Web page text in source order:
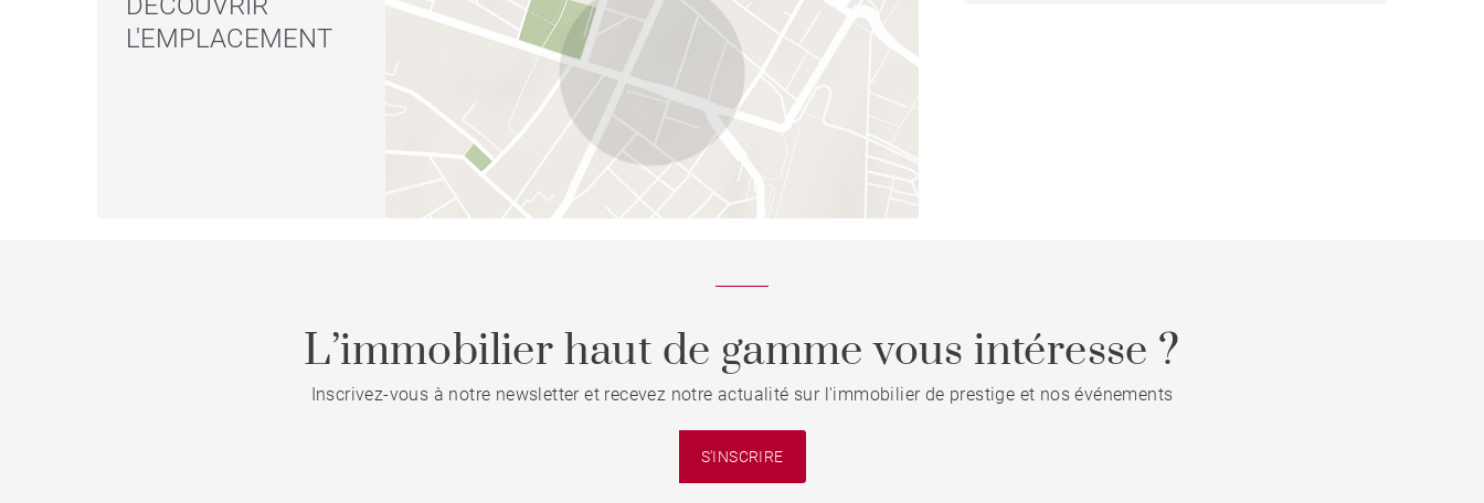
L'EMPLACEMENT
L’immobilier haut de gamme vous intéresse ?
Inscrivez-vous à notre newsletter et recevez notre actualité sur l'immobilier de prestige et nos événements
S'INSCRIRE